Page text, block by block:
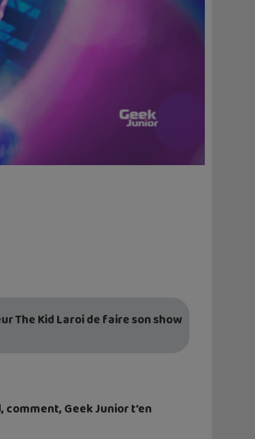
The Kid Laroi de faire son show
Geek Junior t’en